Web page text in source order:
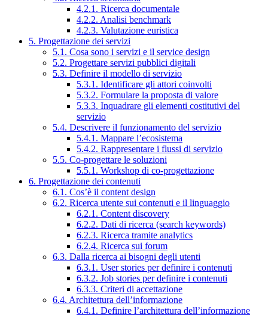
4.2.1. Ricerca documentale
4.2.2. Analisi benchmark
4.2.3. Valutazione euristica
5. Progettazione dei servizi
5.1. Cosa sono i servizi e il service design
5.2. Progettare servizi pubblici digitali
5.3. Definire il modello di servizio
5.3.1. Identificare gli attori coinvolti
5.3.2. Formulare la proposta di valore
5.3.3. Inquadrare gli elementi costitutivi del
servizio
5.4. Descrivere il funzionamento del servizio
5.4.1. Mappare l’ecosistema
5.4.2. Rappresentare i flussi di servizio
5.5. Co-progettare le soluzioni
5.5.1. Workshop di co-progettazione
6. Progettazione dei contenuti
6.1. Cos’è il content design
6.2. Ricerca utente sui contenuti e il linguaggio
6.2.1. Content discovery
6.2.2. Dati di ricerca (search keywords)
6.2.3. Ricerca tramite analytics
6.2.4. Ricerca sui forum
6.3. Dalla ricerca ai bisogni degli utenti
6.3.1. User stories per definire i contenuti
6.3.2. Job stories per definire i contenuti
6.3.3. Criteri di accettazione
6.4. Architettura dell’informazione
6.4.1. Definire l’architettura dell’informazione